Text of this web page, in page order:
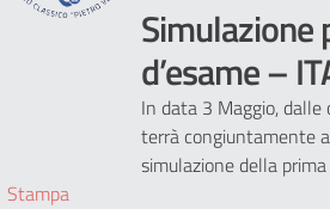
Simulazione
d’esame –
In data 3 Maggio,
terrà congiuntamente
simulazione della
Stampa